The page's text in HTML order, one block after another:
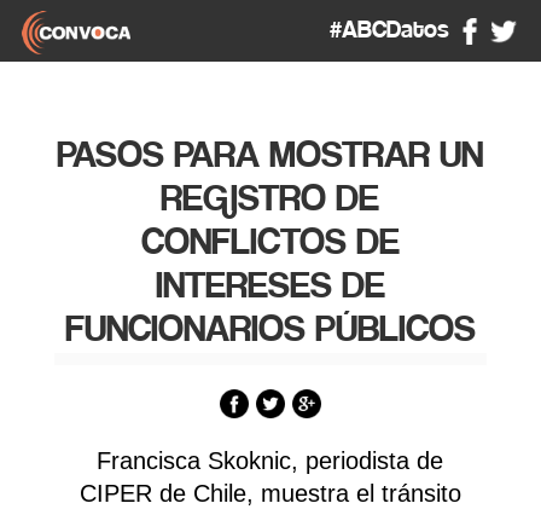
#ABCDatos
PASOS PARA MOSTRAR UN
REGISTRO DE
CONFLICTOS DE
INTERESES DE
FUNCIONARIOS PÚBLICOS
Francisca Skoknic, periodista de
CIPER de Chile, muestra el tránsito